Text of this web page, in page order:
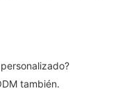
también.